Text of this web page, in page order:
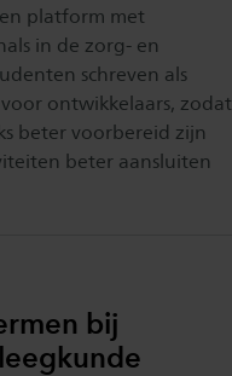
platform met
in de zorg- en
schreven als
ontwikkelaars, zodat
beter voorbereid zijn
beter aansluiten
bij